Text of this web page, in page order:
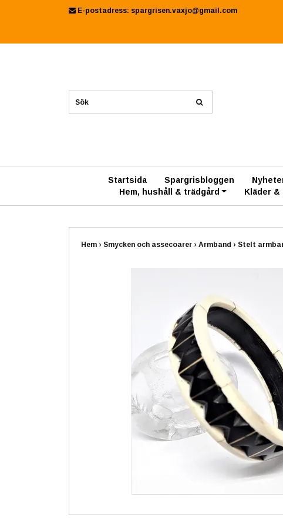
E-postadress: spargrisen.vaxjo@gmail.com
Startsida Spargrisbloggen
Hem, hushåll & trädgård
Kläder &
Hem › Smycken och assecoarer › Armband › Stelt